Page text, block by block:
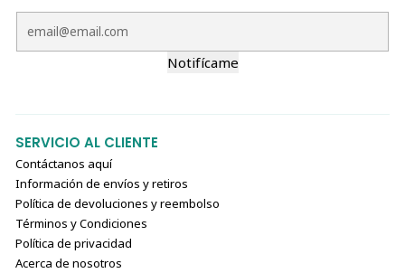
Notifícame
SERVICIO AL CLIENTE
Contáctanos aquí
Información de envíos y retiros
Política de devoluciones y reembolso
Términos y Condiciones
Política de privacidad
Acerca de nosotros